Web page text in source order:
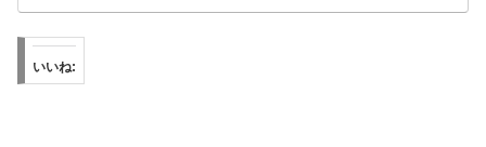
いいね: